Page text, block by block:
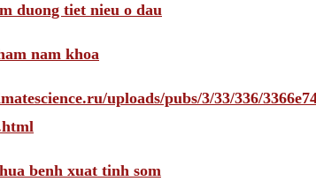
duong tiet nieu o dau
nam khoa
uploads/pubs/3/33/336/
benh xuat tinh som